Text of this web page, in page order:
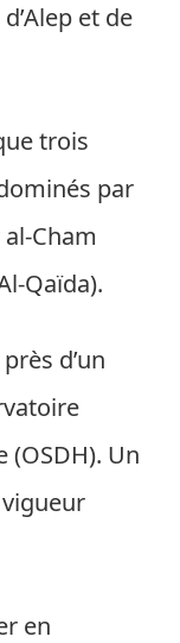
et de
trois
par
Cham
Qaïda).
d’un
(OSDH). Un
en